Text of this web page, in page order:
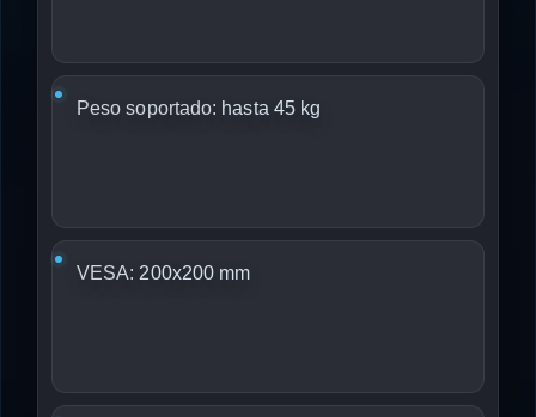
Peso soportado: hasta 45 kg
VESA: 200x200 mm